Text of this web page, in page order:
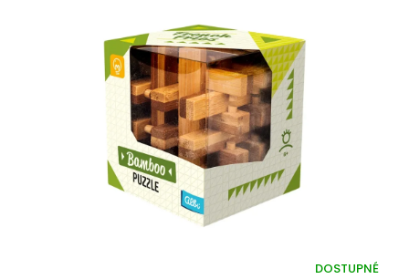
DOSTUPNÉ